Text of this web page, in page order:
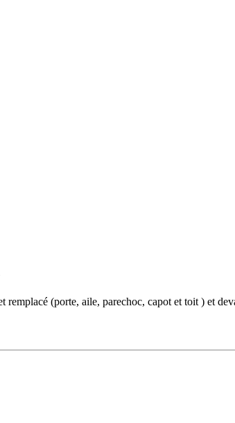
remplacé (porte, aile, parechoc, capot et toit ) et